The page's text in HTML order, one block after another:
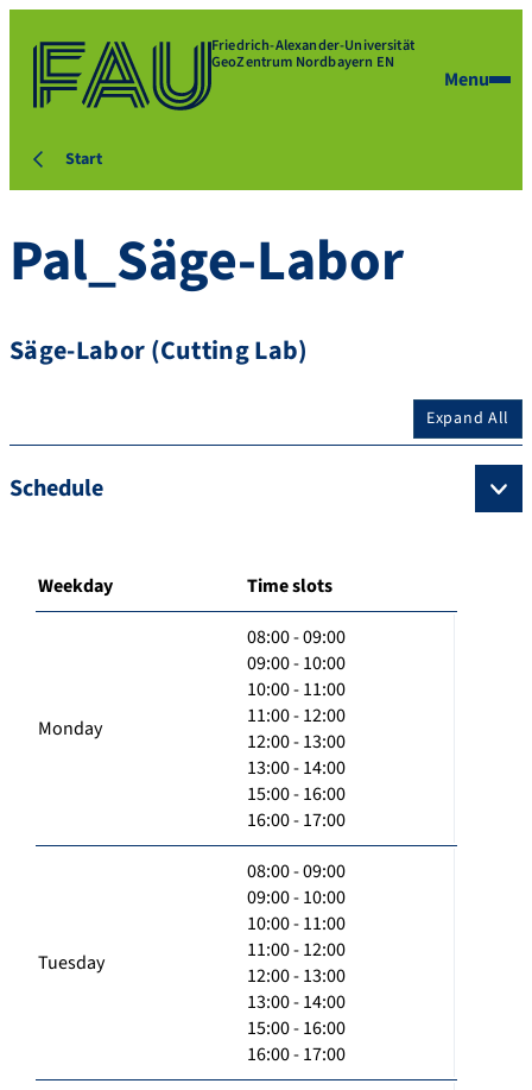
Friedrich-Alexander-Universität
GeoZentrum Nordbayern EN
Menu
Start
Pal_Säge-Labor
Säge-Labor (Cutting Lab)
Expand All
Schedule
Weekday Time slots
Monday
08:00 - 09:00
09:00 - 10:00
10:00 - 11:00
11:00 - 12:00
12:00 - 13:00
13:00 - 14:00
15:00 - 16:00
16:00 - 17:00
Tuesday
08:00 - 09:00
09:00 - 10:00
10:00 - 11:00
11:00 - 12:00
12:00 - 13:00
13:00 - 14:00
15:00 - 16:00
16:00 - 17:00